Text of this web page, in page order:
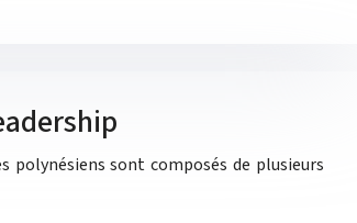
sont composés de plusieurs